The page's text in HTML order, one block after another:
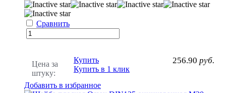
Сравнить
Цена за
штуку:
256.90 руб.
Купить
Купить в 1 клик
Добавить в избранное